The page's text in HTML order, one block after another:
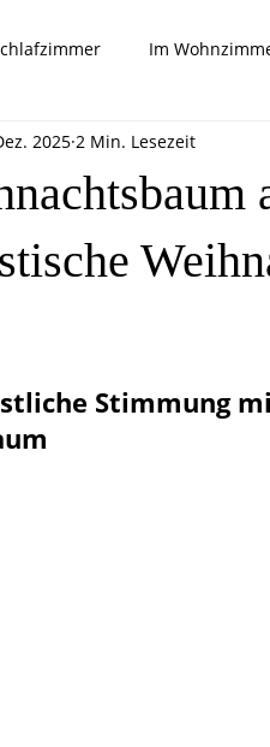
Im
Tricks und mehr
2025 2 Min. Lesezeit
bewertet.
Stimmung